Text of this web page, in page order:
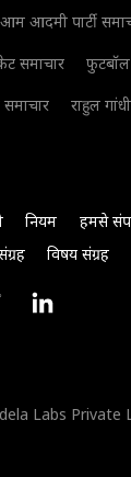
आम आदमी पार्टी
समाचार
फुटबॉल
समाचार राहुल गांधी
नियम हमसे
विषय संग्रह
Labs Private